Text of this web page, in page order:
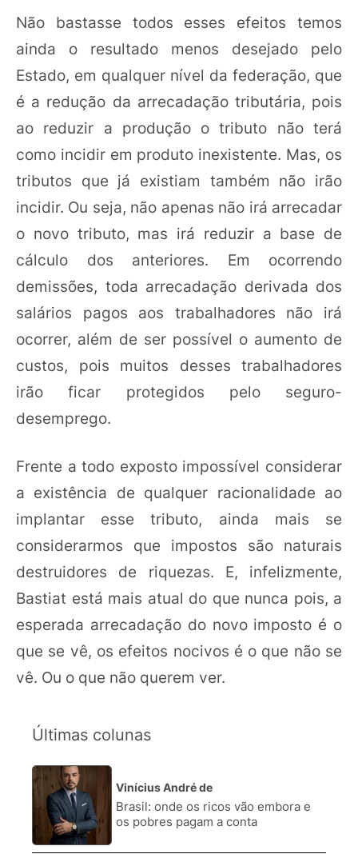
Não bastasse todos esses efeitos temos
ainda o resultado menos desejado pelo
Estado, em qualquer nível da federação, que
é a redução da arrecadação tributária, pois
ao reduzir a produção o tributo não terá
como incidir em produto inexistente. Mas, os
tributos que já existiam também não irão
incidir. Ou seja, não apenas não irá arrecadar
o novo tributo, mas irá reduzir a base de
cálculo dos anteriores. Em ocorrendo
demissões, toda arrecadação derivada dos
salários pagos aos trabalhadores não irá
ocorrer, além de ser possível o aumento de
custos, pois muitos desses trabalhadores
irão ficar protegidos pelo seguro-
desemprego.
Frente a todo exposto impossível considerar
a existência de qualquer racionalidade ao
implantar esse tributo, ainda mais se
considerarmos que impostos são naturais
destruidores de riquezas. E, infelizmente,
Bastiat está mais atual do que nunca pois, a
esperada arrecadação do novo imposto é o
que se vê, os efeitos nocivos é o que não se
vê. Ou o que não querem ver.
Últimas colunas
Vinícius André de
Brasil: onde os ricos vão embora e
os pobres pagam a conta